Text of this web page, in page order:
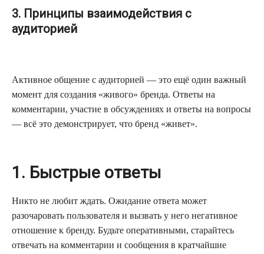
3. Принципы взаимодействия с
аудиторией
Активное общение с аудиторией — это ещё один важный
момент для создания «живого» бренда. Ответы на
комментарии, участие в обсуждениях и ответы на вопросы
— всё это демонстрирует, что бренд «живет».
1. Быстрые ответы
Никто не любит ждать. Ожидание ответа может
разочаровать пользователя и вызвать у него негативное
отношение к бренду. Будьте оперативными, старайтесь
отвечать на комментарии и сообщения в кратчайшие